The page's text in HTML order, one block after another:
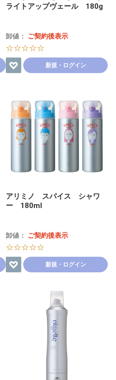
ライトアップヴェール 180g
卸値： ご契約後表示
☆☆☆☆☆
新規・ログイン
アリミノ スパイス シャワ
ー 180ml
卸値： ご契約後表示
☆☆☆☆☆
新規・ログイン